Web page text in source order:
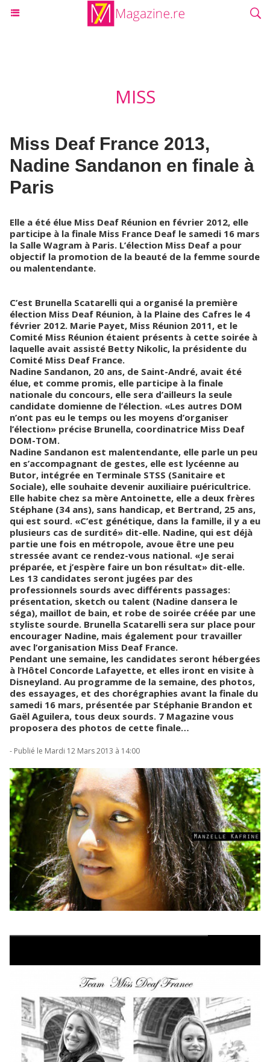
MISS
Miss Deaf France 2013,
Nadine Sandanon en finale à
Paris
Elle a été élue Miss Deaf Réunion en février 2012, elle
participe à la finale Miss France Deaf le samedi 16 mars
la Salle Wagram à Paris. L’élection Miss Deaf a pour
objectif la promotion de la beauté de la femme sourde
ou malentendante.
C’est Brunella Scatarelli qui a organisé la première
élection Miss Deaf Réunion, à la Plaine des Cafres le 4
février 2012. Marie Payet, Miss Réunion 2011, et le
Comité Miss Réunion étaient présents à cette soirée à
laquelle avait assisté Betty Nikolic, la présidente du
Comité Miss Deaf France.
Nadine Sandanon, 20 ans, de Saint-André, avait été
élue, et comme promis, elle participe à la finale
nationale du concours, elle sera d’ailleurs la seule
candidate domienne de l’élection. «Les autres DOM
n’ont pas eu le temps ou les moyens d’organiser
l’élection» précise Brunella, coordinatrice Miss Deaf
DOM-TOM.
Nadine Sandanon est malentendante, elle parle un peu
en s’accompagnant de gestes, elle est lycéenne au
Butor, intégrée en Terminale STSS (Sanitaire et
Sociale), elle souhaite devenir auxiliaire puéricultrice.
Elle habite chez sa mère Antoinette, elle a deux frères
Stéphane (34 ans), sans handicap, et Bertrand, 25 ans,
qui est sourd. «C’est génétique, dans la famille, il y a eu
plusieurs cas de surdité» dit-elle. Nadine, qui est déjà
partie une fois en métropole, avoue être une peu
stressée avant ce rendez-vous national. «Je serai
préparée, et j’espère faire un bon résultat» dit-elle.
Les 13 candidates seront jugées par des
professionnels sourds avec différents passages:
présentation, sketch ou talent (Nadine dansera le
séga), maillot de bain, et robe de soirée créée par une
styliste sourde. Brunella Scatarelli sera sur place pour
encourager Nadine, mais également pour travailler
avec l’organisation Miss Deaf France.
Pendant une semaine, les candidates seront hébergées
à l’Hôtel Concorde Lafayette, et elles iront en visite à
Disneyland. Au programme de la semaine, des photos,
des essayages, et des chorégraphies avant la finale du
samedi 16 mars, présentée par Stéphanie Brandon et
Gaël Aguilera, tous deux sourds. 7 Magazine vous
proposera des photos de cette finale…
- Publié le Mardi 12 Mars 2013 à 14:00